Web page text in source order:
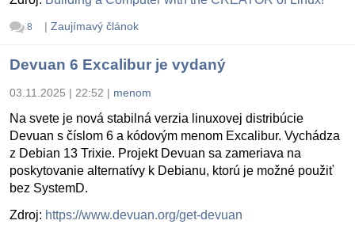
8 | Zaujímavý článok
Devuan 6 Excalibur je vydaný
03.11.2025 | 22:52 | menom
Na svete je nová stabilná verzia linuxovej distribúcie
Devuan s číslom 6 a kódovým menom Excalibur. Vychádza
z Debian 13 Trixie. Projekt Devuan sa zameriava na
poskytovanie alternatívy k Debianu, ktorú je možné použiť
bez SystemD.
Zdroj: https://www.devuan.org/get-devuan